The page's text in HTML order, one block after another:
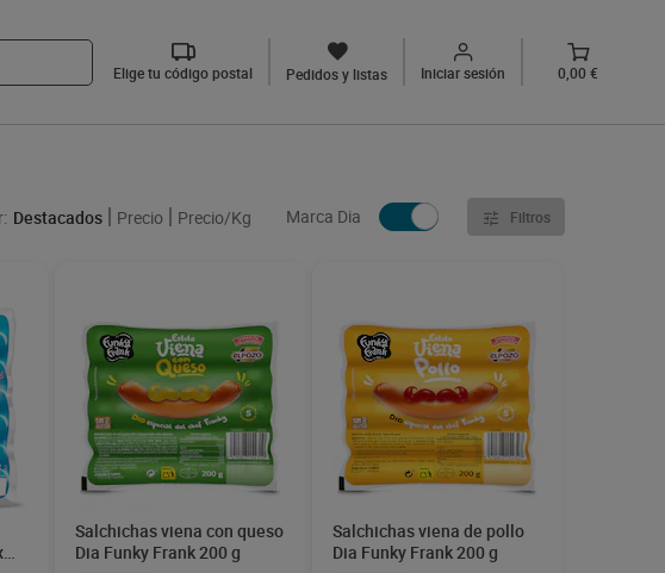
Elige tu código postal Pedidos y listas Iniciar sesión 0,00 €
Destacados Precio Precio/Kg Marca Dia Filtros
Salchichas viena con queso
Dia Funky Frank 200 g
Salchichas viena de pollo
Dia Funky Frank 200 g